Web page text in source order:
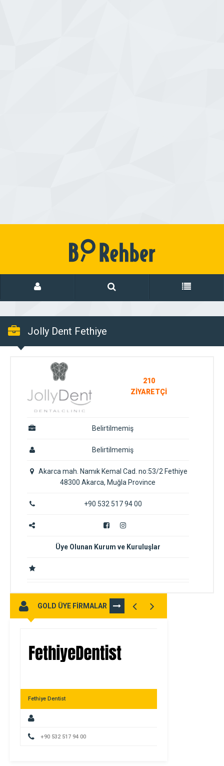
Jolly Dent Fethiye
210
ZİYARETÇİ
Belirtilmemiş
Belirtilmemiş
Akarca mah. Namık Kemal Cad. no:53/2 Fethiye
48300 Akarca, Muğla Province
+90 532 517 94 00
Üye Olunan Kurum ve Kuruluşlar
GOLD ÜYE FİRMALAR TÜMÜNÜ
GÖR
Fethiye Dentist
+90 532 517 94 00